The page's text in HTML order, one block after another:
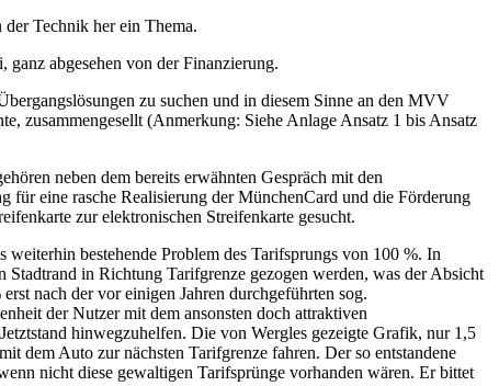
Technik her ein Thema.
abgesehen von der Finanzierung.
zu suchen und in diesem Sinne an den MVV
zusammengesellt (Anmerkung: Siehe Anlage Ansatz 1 bis Ansatz
neben dem bereits erwähnten Gespräch mit den
für eine rasche Realisierung der MünchenCard und die Förderung
zur elektronischen Streifenkarte gesucht.
bestehende Problem des Tarifsprungs von 100 %. In
in Richtung Tarifgrenze gezogen werden, was der Absicht
nach der vor einigen Jahren durchgeführten sog.
der Nutzer mit dem ansonsten doch attraktiven
hinwegzuhelfen. Die von Wergles gezeigte Grafik, nur 1,5
dem Auto zur nächsten Tarifgrenze fahren. Der so entstandene
nicht diese gewaltigen Tarifsprünge vorhanden wären. Er bittet